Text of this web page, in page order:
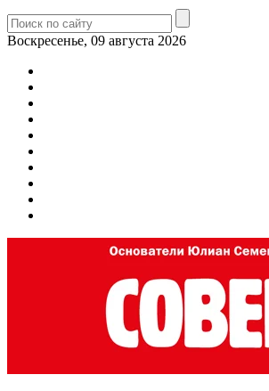
Воскресенье, 09 августа 2026